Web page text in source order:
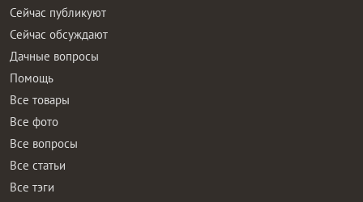
Сейчас публикуют
Сейчас обсуждают
Дачные вопросы
Помощь
Все товары
Все фото
Все вопросы
Все статьи
Все тэги